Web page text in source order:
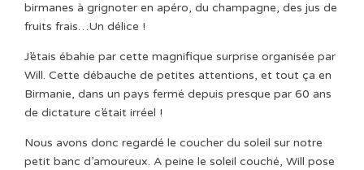
birmanes à grignoter en apéro, du champagne, des jus de
fruits frais…Un délice !
J’étais ébahie par cette magnifique surprise organisée par
Will. Cette débauche de petites attentions, et tout ça en
Birmanie, dans un pays fermé depuis presque par 60 ans
de dictature c’était irréel !
Nous avons donc regardé le coucher du soleil sur notre
petit banc d’amoureux. A peine le soleil couché, Will pose